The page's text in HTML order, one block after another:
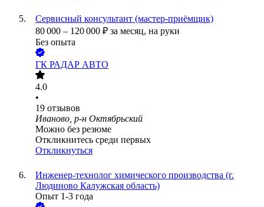
Сервисный консультант (мастер-приёмщик)
80 000 – 120 000 ₽ за месяц, на руки
Без опыта
ГК РАДАР АВТО
4.0
•
19 отзывов
Иваново, р-н Октябрьский
Можно без резюме
Откликнитесь среди первых
Откликнуться
Инженер-технолог химического производства (г.
Людиново Калужская область)
Опыт 1-3 года